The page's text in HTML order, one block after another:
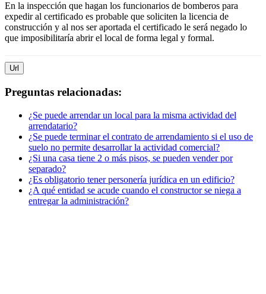
En la inspección que hagan los funcionarios de bomberos para
expedir al certificado es probable que soliciten la licencia de
construcción y al nos ser aportada el certificado le será negado lo
que imposibilitaría abrir el local de forma legal y formal.
Url
Preguntas relacionadas:
¿Se puede arrendar un local para la misma actividad del
arrendatario?
¿Se puede terminar el contrato de arrendamiento si el uso de
suelo no permite desarrollar la actividad comercial?
¿Si una casa tiene 2 o más pisos, se pueden vender por
separado?
¿Es obligatorio tener personería jurídica en un edificio?
¿A qué entidad se acude cuando el constructor se niega a
entregar la administración?